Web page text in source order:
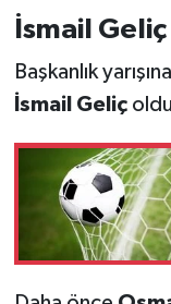
İsmail
Başkanlık
İsmail Geliç